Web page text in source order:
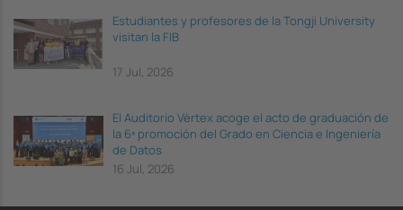
Estudiantes y profesores de la Tongji University
visitan la FIB
17 Jul, 2026
El Auditorio Vèrtex acoge el acto de graduación de
la 6ª promoción del Grado en Ciencia e Ingeniería
de Datos
16 Jul, 2026